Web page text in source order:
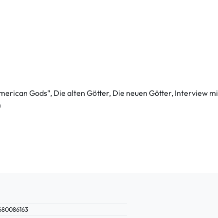
Gods", Die alten Götter, Die neuen Götter, Interview